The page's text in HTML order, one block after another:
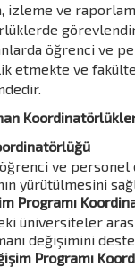
izleme ve
öğrenci ve
etmekte ve
ve personel
yürütülmesini
Programı
üniversiteler
değişimini
Programı